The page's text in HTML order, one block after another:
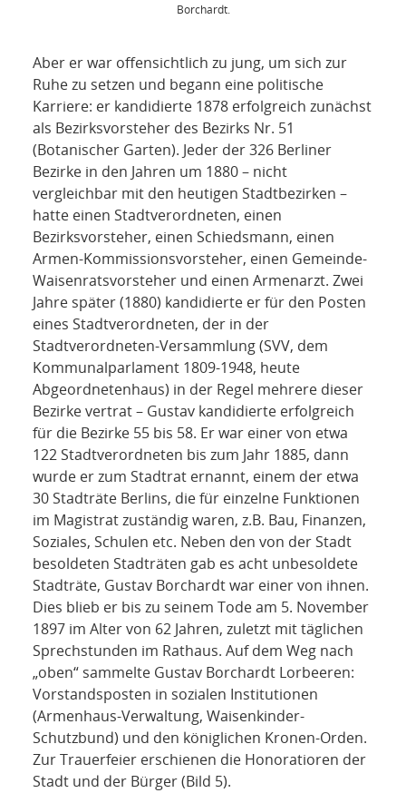
Borchardt.
Aber er war offensichtlich zu jung, um sich zur
Ruhe zu setzen und begann eine politische
Karriere: er kandidierte 1878 erfolgreich zunächst
als Bezirksvorsteher des Bezirks Nr. 51
(Botanischer Garten). Jeder der 326 Berliner
Bezirke in den Jahren um 1880 – nicht
vergleichbar mit den heutigen Stadtbezirken –
hatte einen Stadtverordneten, einen
Bezirksvorsteher, einen Schiedsmann, einen
Armen-Kommissionsvorsteher, einen Gemeinde-
Waisenratsvorsteher und einen Armenarzt. Zwei
Jahre später (1880) kandidierte er für den Posten
eines Stadtverordneten, der in der
Stadtverordneten-Versammlung (SVV, dem
Kommunalparlament 1809-1948, heute
Abgeordnetenhaus) in der Regel mehrere dieser
Bezirke vertrat – Gustav kandidierte erfolgreich
für die Bezirke 55 bis 58. Er war einer von etwa
122 Stadtverordneten bis zum Jahr 1885, dann
wurde er zum Stadtrat ernannt, einem der etwa
30 Stadträte Berlins, die für einzelne Funktionen
im Magistrat zuständig waren, z.B. Bau, Finanzen,
Soziales, Schulen etc. Neben den von der Stadt
besoldeten Stadträten gab es acht unbesoldete
Stadträte, Gustav Borchardt war einer von ihnen.
Dies blieb er bis zu seinem Tode am 5. November
1897 im Alter von 62 Jahren, zuletzt mit täglichen
Sprechstunden im Rathaus. Auf dem Weg nach
„oben“ sammelte Gustav Borchardt Lorbeeren:
Vorstandsposten in sozialen Institutionen
(Armenhaus-Verwaltung, Waisenkinder-
Schutzbund) und den königlichen Kronen-Orden.
Zur Trauerfeier erschienen die Honoratioren der
Stadt und der Bürger (Bild 5).